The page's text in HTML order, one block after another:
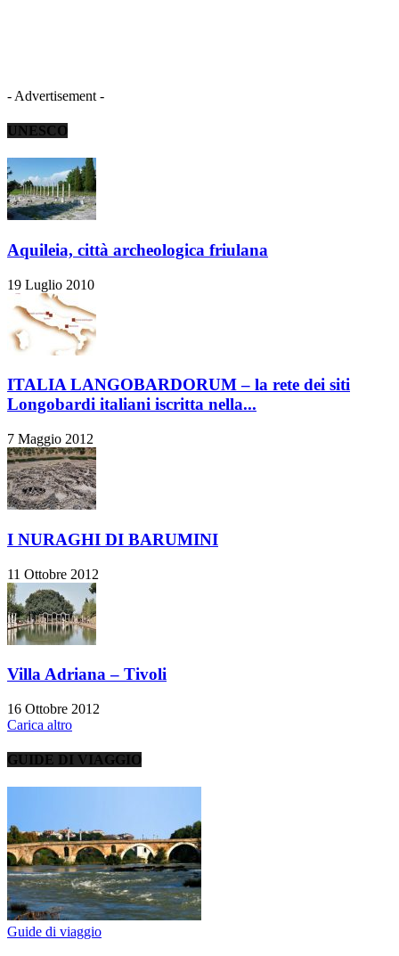
- Advertisement -
UNESCO
Aquileia, città archeologica friulana
19 Luglio 2010
ITALIA LANGOBARDORUM – la rete dei siti
Longobardi italiani iscritta nella...
7 Maggio 2012
I NURAGHI DI BARUMINI
11 Ottobre 2012
Villa Adriana – Tivoli
16 Ottobre 2012
Carica altro
GUIDE DI VIAGGIO
Guide di viaggio